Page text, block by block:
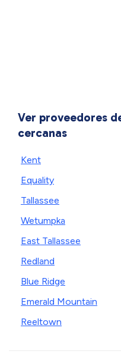
Ver proveedores
cercanas
Kent
Equality
Tallassee
Wetumpka
East Tallassee
Redland
Blue Ridge
Emerald Mountain
Reeltown